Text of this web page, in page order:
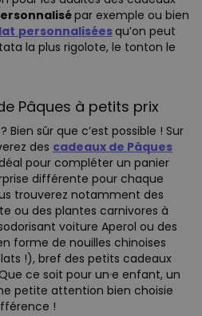
par exemple ou bien
personnaliséesqu’on peut
la plus rigolote, le tonton le
Pâques à petits prix
Bien sûr que c’est possible ! Sur
des cadeaux de Pâques
pour compléter un panier
différente pour chaque
trouverez notamment des
ou des plantes carnivores à
voiture Aperol ou des
forme de nouilles chinoises
!), bref des petits cadeaux
ce soit pour un·e enfant, un
petite attention bien choisie
!